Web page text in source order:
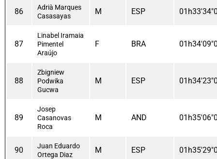
86
Adrià Marques
Casasayas
M ESP
87
Linabel Iramaia
Pimentel
Araújo
F BRA
88
Zbigniew
Podwika
Gucwa
M ESP
89
Josep
Casanovas
Roca
M AND
90
Juan Eduardo
Ortega Diaz
M ESP